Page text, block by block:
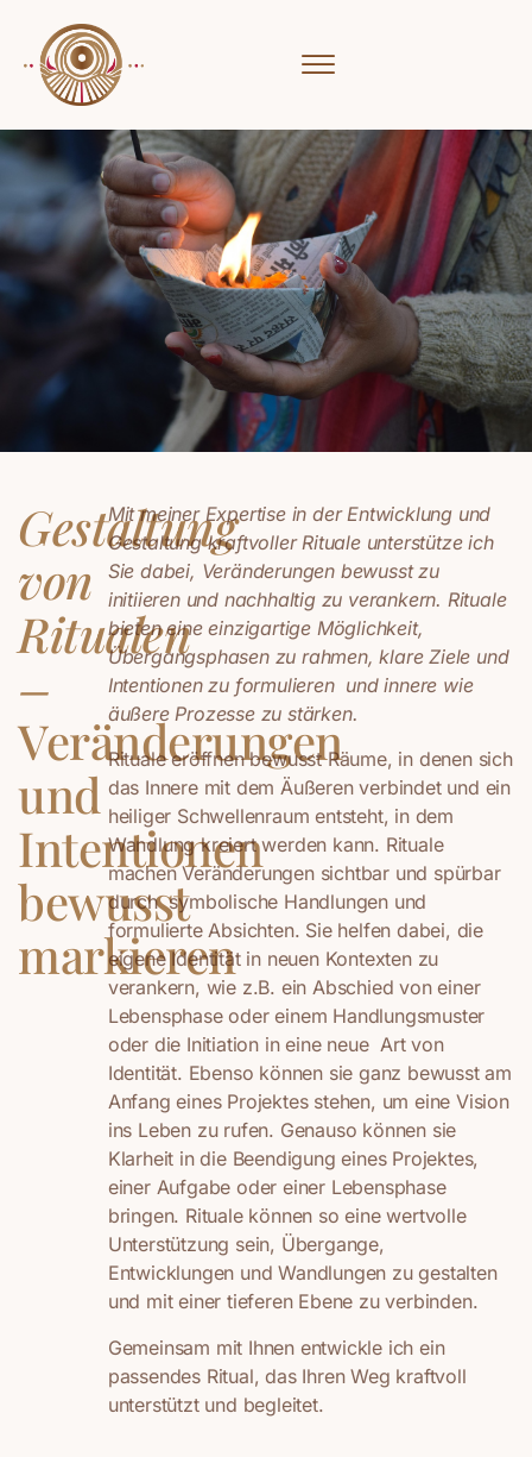
Gestaltung
von
Ritualen
–
Veränderungen
und
Intentionen
bewusst
markieren
Mit meiner Expertise in der Entwicklung und
Gestaltung kraftvoller Rituale unterstütze ich
Sie dabei, Veränderungen bewusst zu
initiieren und nachhaltig zu verankern. Rituale
bieten eine einzigartige Möglichkeit,
Übergangsphasen zu rahmen, klare Ziele und
Intentionen zu formulieren und innere wie
äußere Prozesse zu stärken.
Rituale eröffnen bewusst Räume, in denen sich
das Innere mit dem Äußeren verbindet und ein
heiliger Schwellenraum entsteht, in dem
Wandlung kreiert werden kann. Rituale
machen Veränderungen sichtbar und spürbar
durch symbolische Handlungen und
formulierte Absichten. Sie helfen dabei, die
eigene Identität in neuen Kontexten zu
verankern, wie z.B. ein Abschied von einer
Lebensphase oder einem Handlungsmuster
oder die Initiation in eine neue Art von
Identität. Ebenso können sie ganz bewusst am
Anfang eines Projektes stehen, um eine Vision
ins Leben zu rufen. Genauso können sie
Klarheit in die Beendigung eines Projektes,
einer Aufgabe oder einer Lebensphase
bringen. Rituale können so eine wertvolle
Unterstützung sein, Übergange,
Entwicklungen und Wandlungen zu gestalten
und mit einer tieferen Ebene zu verbinden.
Gemeinsam mit Ihnen entwickle ich ein
passendes Ritual, das Ihren Weg kraftvoll
unterstützt und begleitet.